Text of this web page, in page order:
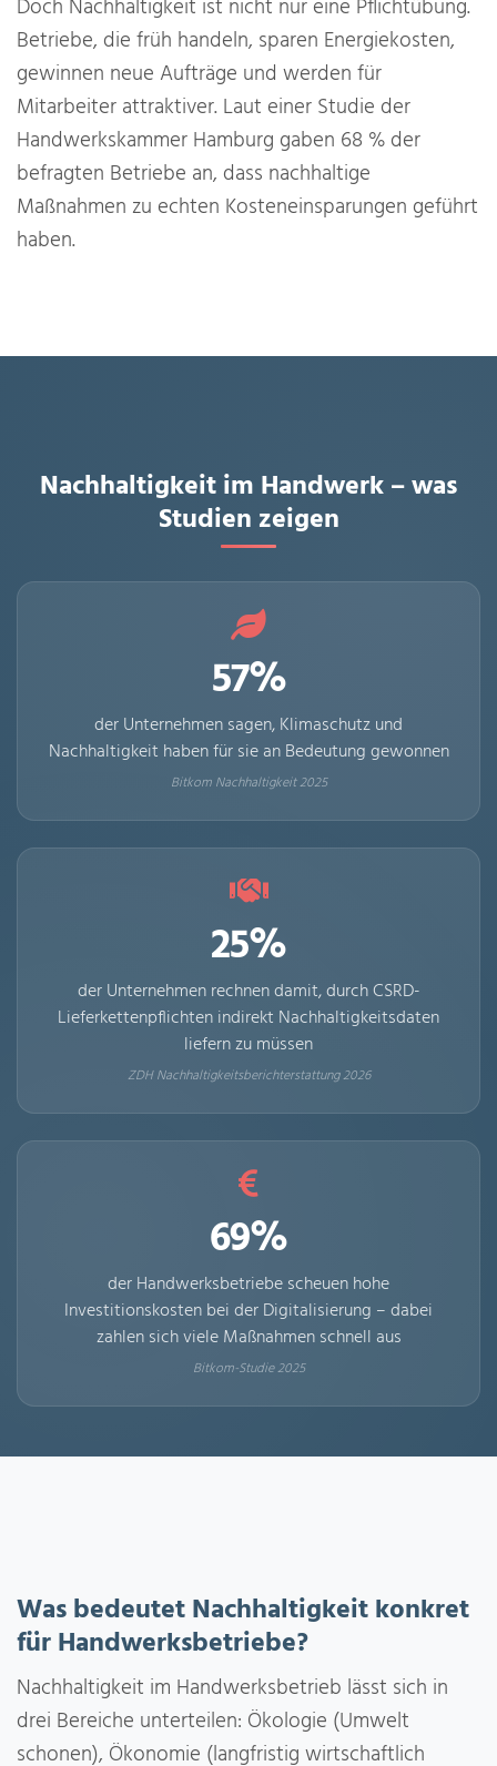
Doch Nachhaltigkeit ist nicht nur eine Pflichtübung.
Betriebe, die früh handeln, sparen Energiekosten,
gewinnen neue Aufträge und werden für
Mitarbeiter attraktiver. Laut einer Studie der
Handwerkskammer Hamburg gaben 68 % der
befragten Betriebe an, dass nachhaltige
Maßnahmen zu echten Kosteneinsparungen geführt
haben.
Nachhaltigkeit im Handwerk – was
Studien zeigen
57%
der Unternehmen sagen, Klimaschutz und
Nachhaltigkeit haben für sie an Bedeutung gewonnen
Bitkom Nachhaltigkeit 2025
25%
der Unternehmen rechnen damit, durch CSRD-
Lieferkettenpflichten indirekt Nachhaltigkeitsdaten
liefern zu müssen
ZDH Nachhaltigkeitsberichterstattung 2026
69%
der Handwerksbetriebe scheuen hohe
Investitionskosten bei der Digitalisierung – dabei
zahlen sich viele Maßnahmen schnell aus
Bitkom-Studie 2025
Was bedeutet Nachhaltigkeit konkret
für Handwerksbetriebe?
Nachhaltigkeit im Handwerksbetrieb lässt sich in
drei Bereiche unterteilen: Ökologie (Umwelt
schonen), Ökonomie (langfristig wirtschaftlich